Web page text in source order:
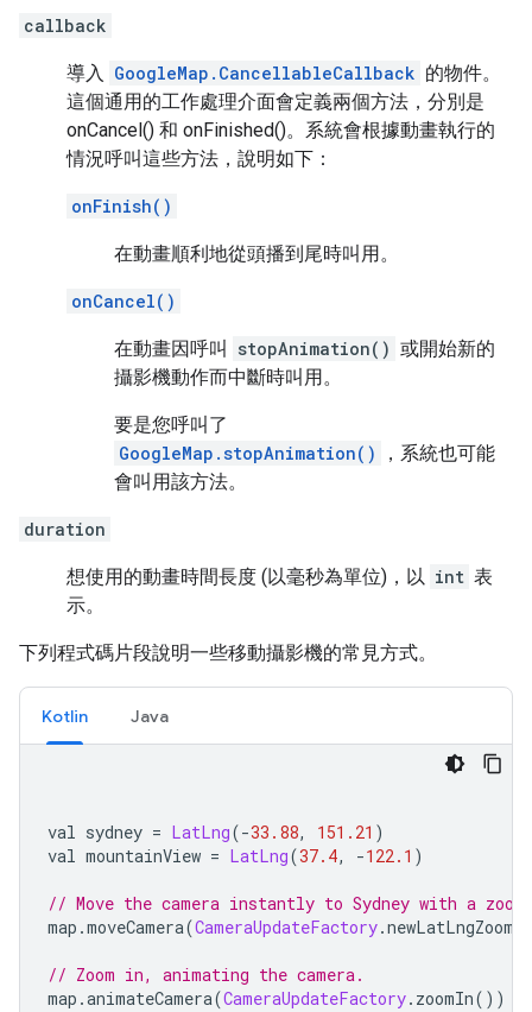
callback
導入 GoogleMap.CancellableCallback 的物件。
這個通用的工作處理介面會定義兩個方法，分別是
onCancel() 和 onFinished()。系統會根據動畫執行的
情況呼叫這些方法，說明如下：
onFinish()
在動畫順利地從頭播到尾時叫用。
onCancel()
在動畫因呼叫 stopAnimation() 或開始新的
攝影機動作而中斷時叫用。
要是您呼叫了
GoogleMap.stopAnimation()
，系統也可能
會叫用該方法。
duration
想使用的動畫時間長度 (以毫秒為單位)，以 int 表
示。
下列程式碼片段說明一些移動攝影機的常見方式。
Kotlin Java
val sydney = LatLng(-33.88, 151.21 )
val mountainView = LatLng(37.4, -122.1 )
// Move the camera instantly to Sydney with a
map .moveCamera(CameraUpdateFactory.newLatLngZoom
// Zoom in, animating the camera.
map .animateCamera(CameraUpdateFactory. zoomIn())